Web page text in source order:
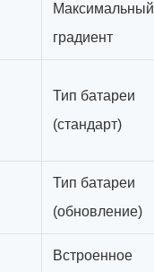
Максимальный
градиент
Тип батареи
(стандарт)
Тип батареи
(обновление)
Встроенное